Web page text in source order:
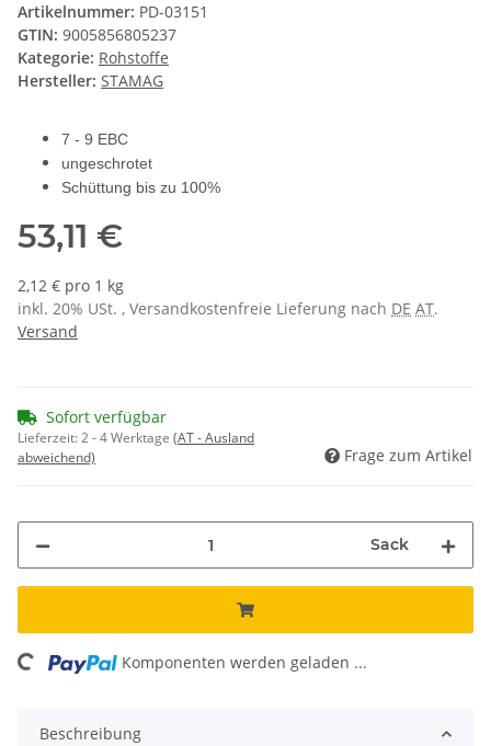
Artikelnummer: PD-03151
GTIN: 9005856805237
Kategorie: Rohstoffe
Hersteller: STAMAG
7 - 9 EBC
ungeschrotet
Schüttung bis zu 100%
53,11 €
2,12 € pro 1 kg
inkl. 20% USt. , Versandkostenfreie Lieferung nach DE AT.
Versand
Sofort verfügbar
Lieferzeit:2 - 4 Werktage (AT - Ausland
abweichend)
Frage zum Artikel
Sack
Komponenten werden geladen ...
Beschreibung